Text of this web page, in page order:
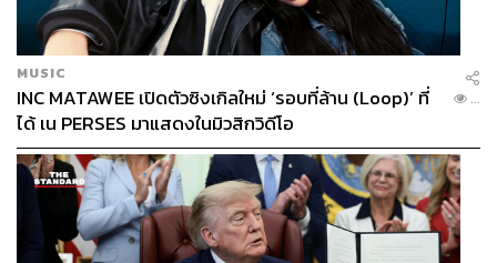
MUSIC
INC MATAWEE เปิดตัวซิงเกิลใหม่ ‘รอบที่ล้าน (Loop)’ ที่
ได้ เน PERSES มาแสดงในมิวสิกวิดีโอ
...